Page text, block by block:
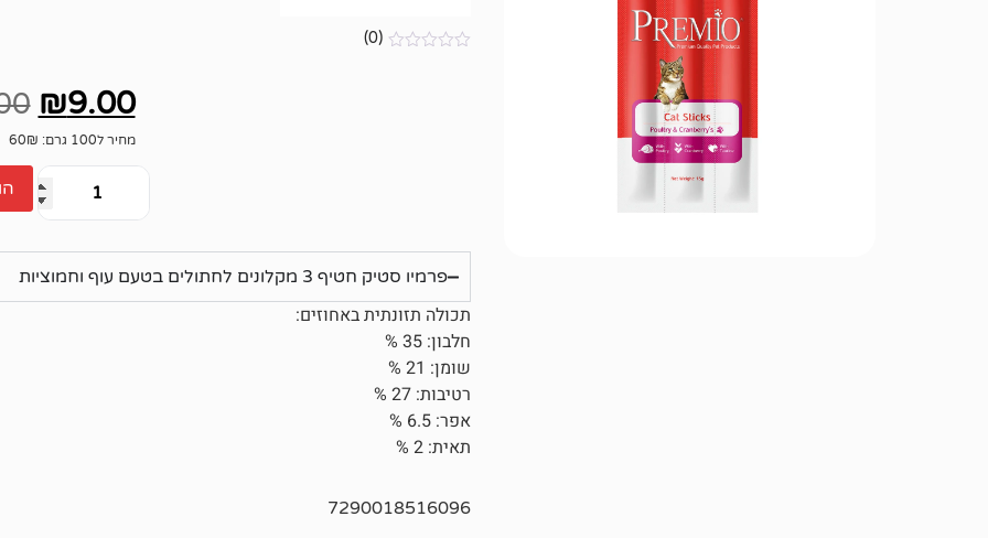
(0)
₪9.00
מחיר ל100 גרם: 60₪
פרמיו סטיק חטיף 3 מקלונים לחתולים בטעם עוף וחמוציות
תכולה תזונתית באחוזים:
חלבון: 35 %
שומן: 21 %
רטיבות: 27 %
אפר: 6.5 %
תאית: 2 %
7290018516096